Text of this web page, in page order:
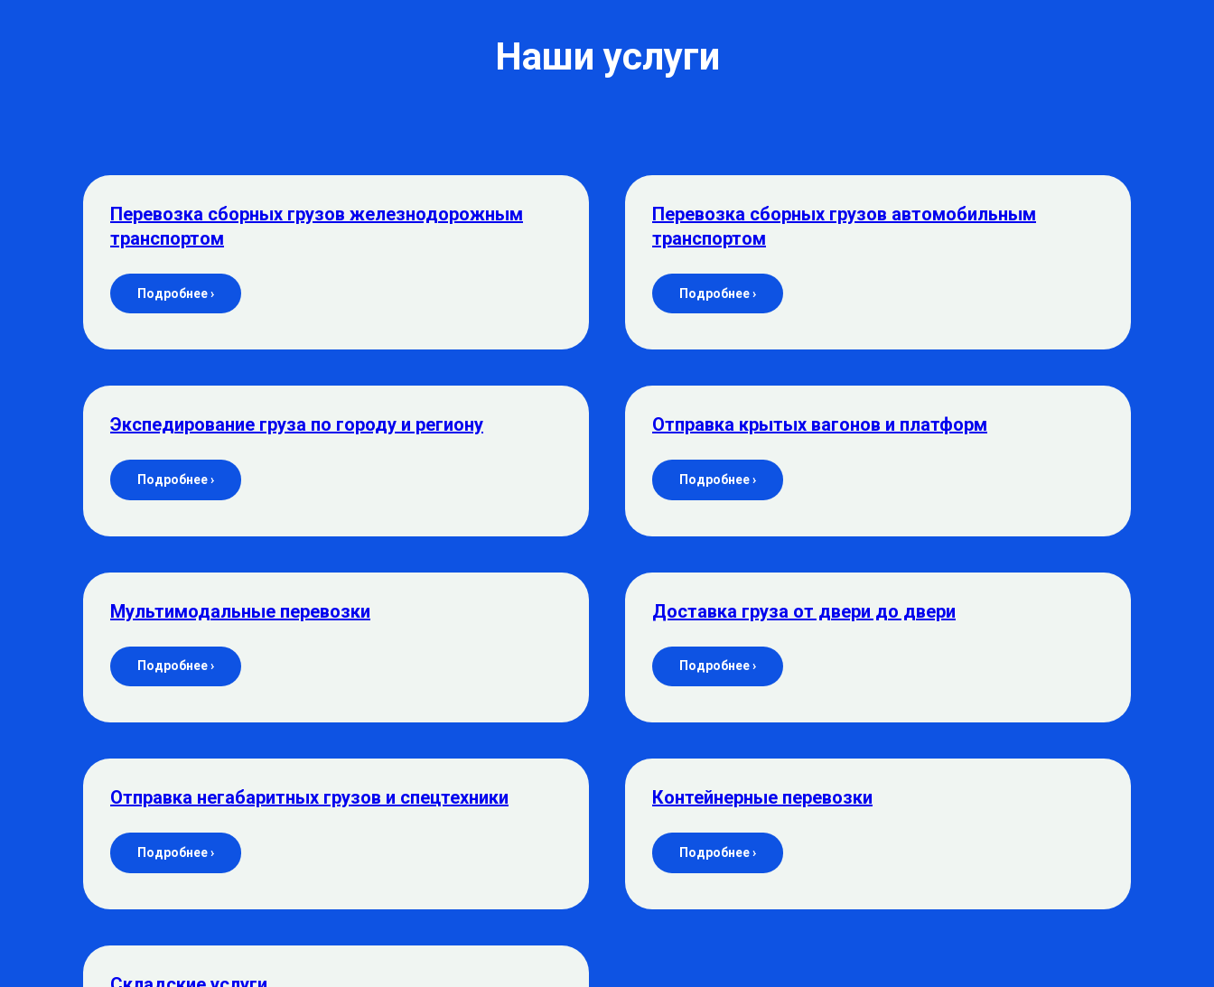
Наши услуги
Перевозка сборных грузов железнодорожным
транспортом
Подробнее ›
Перевозка сборных грузов автомобильным
транспортом
Подробнее ›
Экспедирование груза по городу и региону
Подробнее ›
Отправка крытых вагонов и платформ
Подробнее ›
Мультимодальные перевозки
Подробнее ›
Доставка груза от двери до двери
Подробнее ›
Отправка негабаритных грузов и спецтехники
Подробнее ›
Контейнерные перевозки
Подробнее ›